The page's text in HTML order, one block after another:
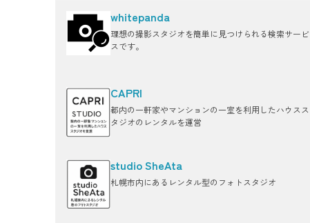
whitepanda
理想の撮影スタジオを簡単に見つけられる検索サービ
スです。
CAPRI
都内の一軒家やマンションの一室を利用したハウスス
タジオのレンタルを運営
studio SheAta
札幌市内にあるレンタル型のフォトスタジオ